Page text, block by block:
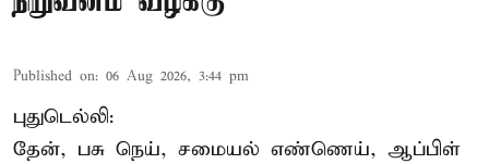
Published on: 06 Aug 2026, 3:44 pm
புதுடெல்லி:
தேன், பசு நெய், சமையல் எண்ணெய், ஆப்பிள்